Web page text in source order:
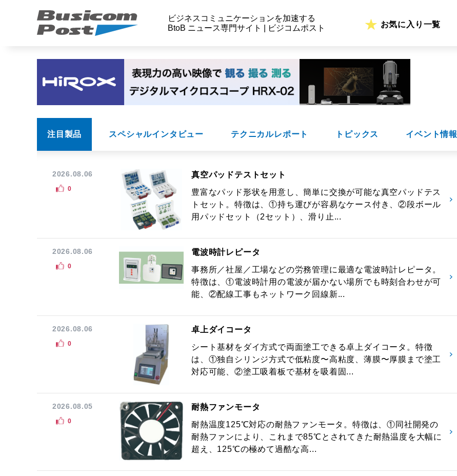
ビジネスコミュニケーションを加速する
BtoB ニュース専門サイト | ビジコムポスト
お気に入り一覧
注目製品 スペシャルインタビュー テクニカルレポート トピックス イベント情報
2026.08.06
真空パッドテストセット
豊富なパッド形状を用意し、簡単に交換が可能な真空パッドテス
トセット。特徴は、①持ち運びが容易なケース付き、②段ボール
用パッドセット（2セット）、滑り止...
0
2026.08.06
電波時計レピータ
事務所／社屋／工場などの労務管理に最適な電波時計レピータ。
特徴は、①電波時計用の電波が届かない場所でも時刻合わせが可
能、②配線工事もネットワーク回線新...
0
2026.08.06
卓上ダイコータ
シート基材をダイ方式で両面塗工できる卓上ダイコータ。特徴
は、①独自シリンジ方式で低粘度〜高粘度、薄膜〜厚膜まで塗工
対応可能、②塗工吸着板で基材を吸着固...
0
2026.08.05
耐熱ファンモータ
耐熱温度125℃対応の耐熱ファンモータ。特徴は、①同社開発の
耐熱ファンにより、これまで85℃とされてきた耐熱温度を大幅に
超え、125℃の極めて過酷な高...
0